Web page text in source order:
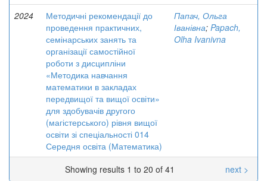
2024
Методичні рекомендації до
проведення практичних,
семінарських занять та
організації самостійної
роботи з дисципліни
«Методика навчання
математики в закладах
передвищої та вищої освіти»
для здобувачів другого
(магістерського) рівня вищої
освіти зі спеціальності 014
Середня освіта (Математика)
Папач, Ольга
Іванівна; Papach,
Olha Ivanivna
Showing results 1 to 20 of 41 next >